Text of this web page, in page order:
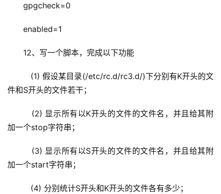
gpgcheck=0
enabled=1
12、写一个脚本，完成以下功能
(1) 假设某目录(/etc/rc.d/rc3.d/)下分别有K开头的文
件和S开头的文件若干；
(2) 显示所有以K开头的文件的文件名，并且给其附
加一个stop字符串；
(3) 显示所有以S开头的文件的文件名，并且给其附
加一个start字符串；
(4) 分别统计S开头和K开头的文件各有多少；